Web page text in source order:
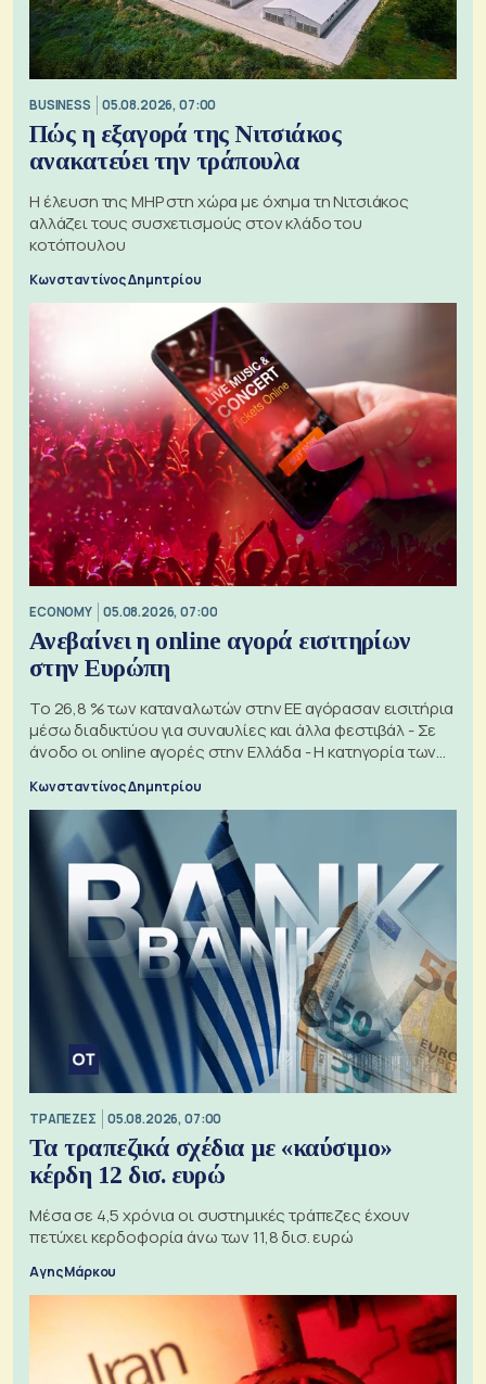
BUSINESS 05.08.2026, 07:00
Πώς η εξαγορά της Νιτσιάκος
ανακατεύει την τράπουλα
H έλευση της MHP στη χώρα με όχημα τη Νιτσιάκος
αλλάζει τους συσχετισμούς στον κλάδο του
κοτόπουλου
Κωνσταντίνος Δημητρίου
ECONOMY 05.08.2026, 07:00
Ανεβαίνει η online αγορά εισιτηρίων
στην Ευρώπη
Το 26,8 % των καταναλωτών στην ΕΕ αγόρασαν εισιτήρια
μέσω διαδικτύου για συναυλίες και άλλα φεστιβάλ - Σε
άνοδο οι online αγορές στην Ελλάδα - Η κατηγορία των
Κωνσταντίνος Δημητρίου
ΤΡΑΠΕΖΕΣ 05.08.2026, 07:00
Τα τραπεζικά σχέδια με «καύσιμο»
κέρδη 12 δισ. ευρώ
Μέσα σε 4,5 χρόνια οι συστημικές τράπεζες έχουν
πετύχει κερδοφορία άνω των 11,8 δισ. ευρώ
Αγης Μάρκου